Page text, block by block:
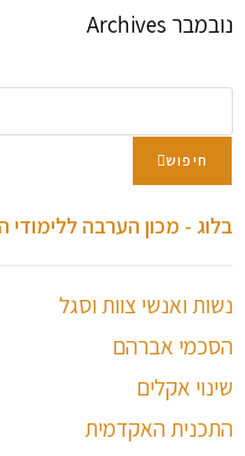
נובמבר Archives
חיפוש
בלוג - מכון הערבה ללימודי
נשות ואנשי צוות וסגל
הסכמי אברהם
שינוי אקלים
התכנית האקדמית